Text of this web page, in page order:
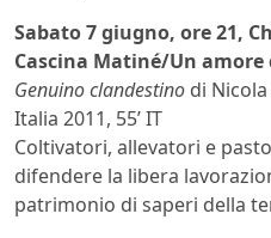
Sabato 7 giugno, ore 21,
Cascina Matiné/Un amore
Genuino clandestino di
Italia 2011, 55’ IT
Coltivatori, allevatori e
difendere la libera
patrimonio di saperi della